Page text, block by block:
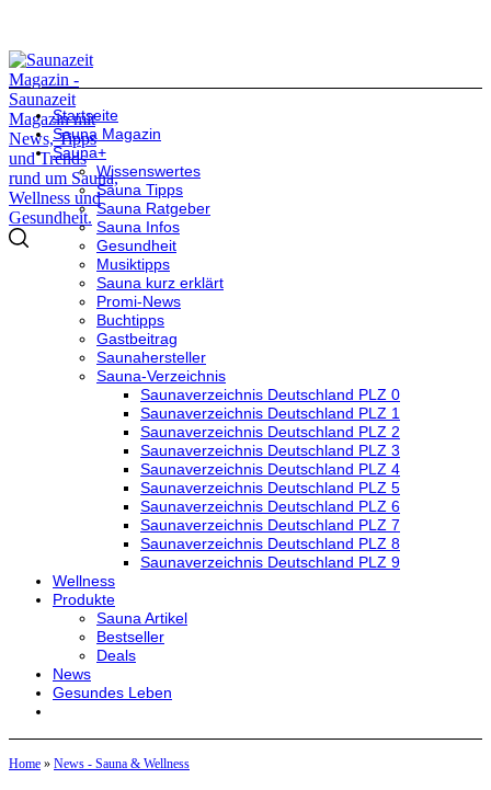
Startseite
Sauna Magazin
Sauna+
Wissenswertes
Sauna Tipps
Sauna Ratgeber
Sauna Infos
Gesundheit
Musiktipps
Sauna kurz erklärt
Promi-News
Buchtipps
Gastbeitrag
Saunahersteller
Sauna-Verzeichnis
Saunaverzeichnis Deutschland PLZ 0
Saunaverzeichnis Deutschland PLZ 1
Saunaverzeichnis Deutschland PLZ 2
Saunaverzeichnis Deutschland PLZ 3
Saunaverzeichnis Deutschland PLZ 4
Saunaverzeichnis Deutschland PLZ 5
Saunaverzeichnis Deutschland PLZ 6
Saunaverzeichnis Deutschland PLZ 7
Saunaverzeichnis Deutschland PLZ 8
Saunaverzeichnis Deutschland PLZ 9
Wellness
Produkte
Sauna Artikel
Bestseller
Deals
News
Gesundes Leben
Home » News - Sauna & Wellness